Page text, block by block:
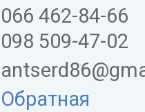
066 462-84-66
098 509-47-02
Обратная